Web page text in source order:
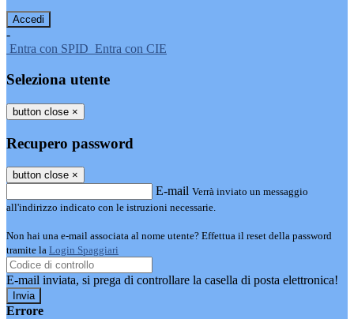
-
Entra con SPID Entra con CIE
Seleziona utente
button close ×
Recupero password
button close ×
E-mail Verrà inviato un messaggio
all'indirizzo indicato con le istruzioni necessarie.
Non hai una e-mail associata al nome utente? Effettua il reset della password
tramite la Login Spaggiari
E-mail inviata, si prega di controllare la casella di posta elettronica!
Errore